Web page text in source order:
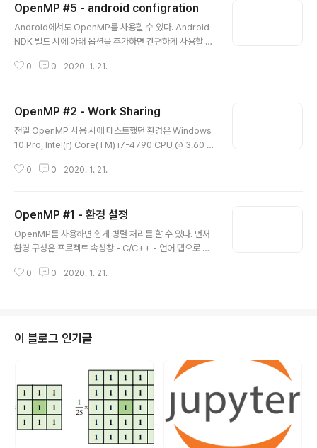
maintained for arch clang-omp.github.io LLVM(C
lang) Compile 에서도 OpenMP 를 사용 할 수 있다. 아
직 사용해 보지는 않았으나 추 후에 사용할 상황이 생기면
OpenMP #5 - android configration
Android에서도 OpenMP를 사용할 수 있다. Android
NDK 빌드 시에 아래 옵션을 추가하면 간편하게 사용할 수
LAGS += -fopenmp 아래 웹 사이트에서 Android 환
쓰던 Pthread 및 Click을 사용하던지 간에 데이터의 종속
성과 의존성을 제거하는 것이 우선이다. 멀티 스레드를 사
용한다고 해서 무조건 성능 향상이 될 것이라고 생각하지
ecoven.com/parallel-computing-with-openmp-
0 0 2020. 1. 21.
OpenMP #2 - Work Sharing
전일 OpenMP 사용 시에 테스트했던 환경은 Windows
10 Pro, Intel(r) Core(TM) i7-4790 CPU @ 3.60 G
에서 결과가 의도했던 바와 다르게 속도가 느리게 나와서
E를 쓰기 위한 로직을 작성해야 하지만 어제의 코드는 컴파
일러 최적화에 의해 의미 없는 코드를 테스트하게 되어 스
레드를 추가할 때마다 오히려 비용이 커지게 되어 의도하
ing 모델이었다. Work-Sharing 같은 작업을 스레드 별
0 0 2020. 1. 21.
OpenMP #1 - 환경 설정
OpenMP를 사용하면 쉽게 병렬 처리를 할 수 있다. 먼저
환경 구성은 프로젝트 속성창 - C/C++ - 언어 탭으로 이
P 를 사용하여 병렬 처리를 하는 예제 코드 이다. #includ
unc(int n, int m) { for(int i = 0 ; i < n ;i +=1 ) { for(int
j = 0 ; j < m ; j +=1) { doNothing(); } } } int main() { c
0 0 2020. 1. 21.
이 블로그 인기글